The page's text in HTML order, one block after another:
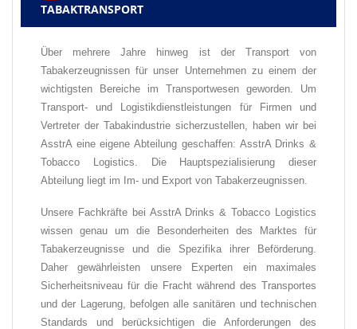
TABAKTRANSPORT
Über mehrere Jahre hinweg ist der Transport von
Tabakerzeugnissen für unser Unternehmen zu einem der
wichtigsten Bereiche im Transportwesen geworden. Um
Transport- und Logistikdienstleistungen für Firmen und
Vertreter der Tabakindustrie sicherzustellen, haben wir bei
AsstrA eine eigene Abteilung geschaffen: AsstrA Drinks &
Tobacco Logistics. Die Hauptspezialisierung dieser
Abteilung liegt im Im- und Export von Tabakerzeugnissen.
Unsere Fachkräfte bei AsstrA Drinks & Tobacco Logistics
wissen genau um die Besonderheiten des Marktes für
Tabakerzeugnisse und die Spezifika ihrer Beförderung.
Daher gewährleisten unsere Experten ein maximales
Sicherheitsniveau für die Fracht während des Transportes
und der Lagerung, befolgen alle sanitären und technischen
Standards und berücksichtigen die Anforderungen des